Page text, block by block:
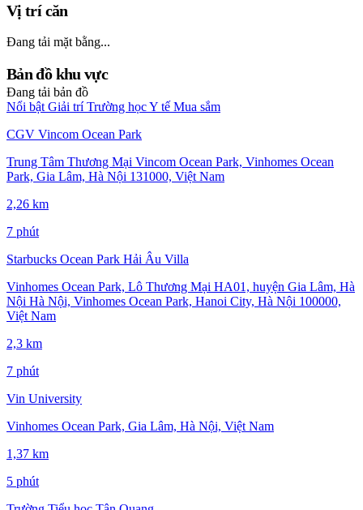
Vị trí căn
Đang tải mặt bằng...
Bản đồ khu vực
Đang tải bản đồ
Nổi bật Giải trí Trường họcY tế Mua sắm
CGV Vincom Ocean Park
Trung Tâm Thương Mại Vincom Ocean Park, Vinhomes Ocean
Park, Gia Lâm, Hà Nội 131000, Việt Nam
2,26 km
7 phút
Starbucks Ocean Park Hải Âu Villa
Vinhomes Ocean Park, Lô Thương Mại HA01, huyện Gia Lâm, Hà
Nội Hà Nội, Vinhomes Ocean Park, Hanoi City, Hà Nội 100000,
Việt Nam
2,3 km
7 phút
Vin University
Vinhomes Ocean Park, Gia Lâm, Hà Nội, Việt Nam
1,37 km
5 phút